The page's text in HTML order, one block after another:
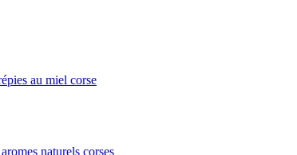
au miel corse
naturels corses